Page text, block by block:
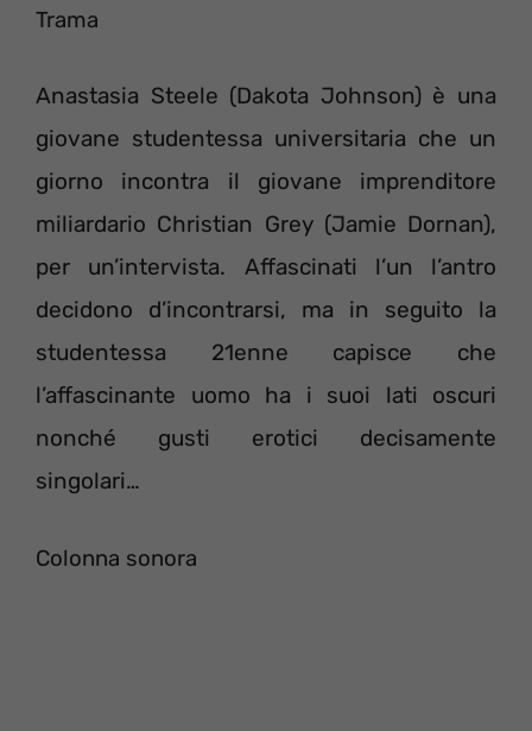
Trama
Anastasia Steele (Dakota Johnson) è una
giovane studentessa universitaria che un
giorno incontra il giovane imprenditore
miliardario Christian Grey (Jamie Dornan),
per un’intervista. Affascinati l’un l’antro
decidono d’incontrarsi, ma in seguito la
studentessa 21enne capisce che
l’affascinante uomo ha i suoi lati oscuri
nonché gusti erotici decisamente
singolari…
Colonna sonora